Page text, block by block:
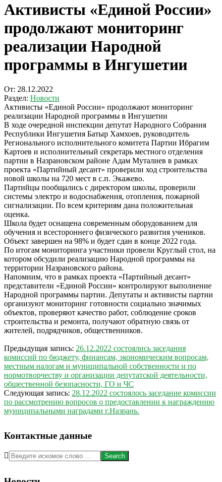
Активисты «Единой России»
продолжают мониторинг
реализации Народной
программы в Ингушетии
От: 28.12.2022
Раздел: Новости
Активисты «Единой России» продолжают мониторинг
реализации Народной программы в Ингушетии
В ходе очередной инспекции депутат Народного Собрания
Республики Ингушетия Батыр Хамхоев, руководитель
Регионального исполнительного комитета Партии Ибрагим
Картоев и исполнительный секретарь местного отделения
партии в Назрановском районе Адам Муталиев в рамках
проекта «Партийный десант» проверили ход строительства
новой школы на 720 мест в с.п. Экажево.
Партийцы пообщались с директором школы, проверили
системы электро и водоснабжения, отопления, пожарной
сигнализации. По всем критериям дана положительная
оценка.
Школа будет оснащена современным оборудованием для
обучения и всестороннего физического развития учеников.
Объект завершен на 98% и будет сдан в конце 2022 года.
По итогам мониторинга участники провели Круглый стол, на
котором обсудили реализацию Народной программы на
территории Назрановского района.
Напомним, что в рамках проекта «Партийный десант»
представители «Единой России» контролируют выполнение
Народной программы партии. Депутаты и активисты партии
организуют мониторинг готовности социально значимых
объектов, проверяют качество работ, соблюдение сроков
строительства и ремонта, получают обратную связь от
жителей, подрядчиков, общественников.
2022-
12-
28
Предыдущая запись: 26.12.2022 состоялись заседания
комиссий по бюджету, финансам, экономическим вопросам,
местным налогам и муниципальной собственности и по
нормотворчеству и организации депутатской деятельности,
общественной безопасности, ГО и ЧС
Следующая запись: 28.12.2022 состоялось заседание комиссии
по рассмотрению вопросов о предоставлении к награждению
муниципальными наградами г.Назрань.
Контактные данные
Search